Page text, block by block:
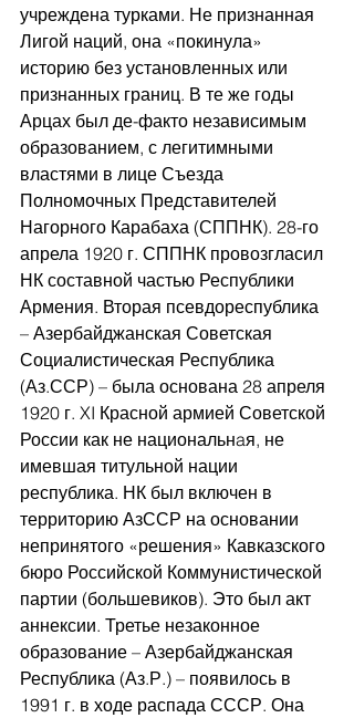
учреждена турками. Не признанная
Лигой наций, она «покинула»
историю без установленных или
признанных границ. В те же годы
Арцах был де-факто независимым
образованием, с легитимными
властями в лице Съезда
Полномочных Представителей
Нагорного Карабаха (СППНК). 28-го
апрела 1920 г. СППНК провозгласил
НК составной частью Республики
Армения. Вторая псевдореспублика
– Азербайджанская Советская
Социалистическая Республика
(Аз.ССР) – была основана 28 апреля
1920 г. XI Красной армией Советской
России как не национальнaя, не
имевшая титульной нации
республика. НК был включен в
территорию АзССР на основании
непринятого «решения» Кавказского
бюро Российской Коммунистической
партии (большевиков). Это был акт
аннексии. Третье незаконное
образование – Азербайджанская
Республика (Аз.Р.) – появилось в
1991 г. в ходе распада СССР. Она